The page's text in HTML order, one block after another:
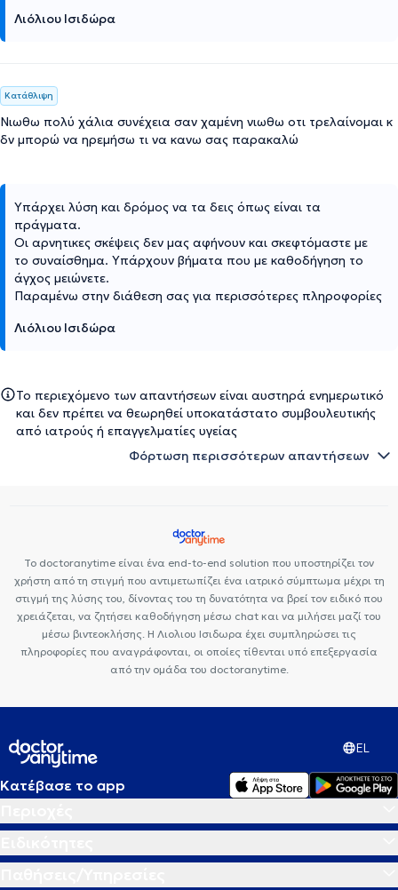
Λιόλιου Ισιδώρα
Κατάθλιψη
Νιωθω πολύ χάλια συνέχεια σαν χαμένη νιωθω οτι τρελαίνομαι κ
δν μπορώ να ηρεμήσω τι να κανω σας παρακαλώ
Υπάρχει λύση και δρόμος να τα δεις όπως είναι τα
πράγματα.
Οι αρνητικες σκέψεις δεν μας αφήνουν και σκεφτόμαστε με
το συναίσθημα. Υπάρχουν βήματα που με καθοδήγηση το
άγχος μειώνετε.
Παραμένω στην διάθεση σας για περισσότερες πληροφορίες
Λιόλιου Ισιδώρα
Το περιεχόμενο των απαντήσεων είναι αυστηρά ενημερωτικό
και δεν πρέπει να θεωρηθεί υποκατάστατο συμβουλευτικής
από ιατρούς ή επαγγελματίες υγείας
Φόρτωση περισσότερων απαντήσεων
Το doctoranytime είναι ένα end-to-end solution που υποστηρίζει τον
χρήστη από τη στιγμή που αντιμετωπίζει ένα ιατρικό σύμπτωμα μέχρι τη
στιγμή της λύσης του, δίνοντας του τη δυνατότητα να βρεί τον ειδικό που
χρειάζεται, να ζητήσει καθοδήγηση μέσω chat και να μιλήσει μαζί του
μέσω βιντεοκλήσης. Η Λιολιου Ισιδωρα έχει συμπληρώσει τις
πληροφορίες που αναγράφονται, οι οποίες τίθενται υπό επεξεργασία
από την ομάδα του doctoranytime.
EL
Κατέβασε το app